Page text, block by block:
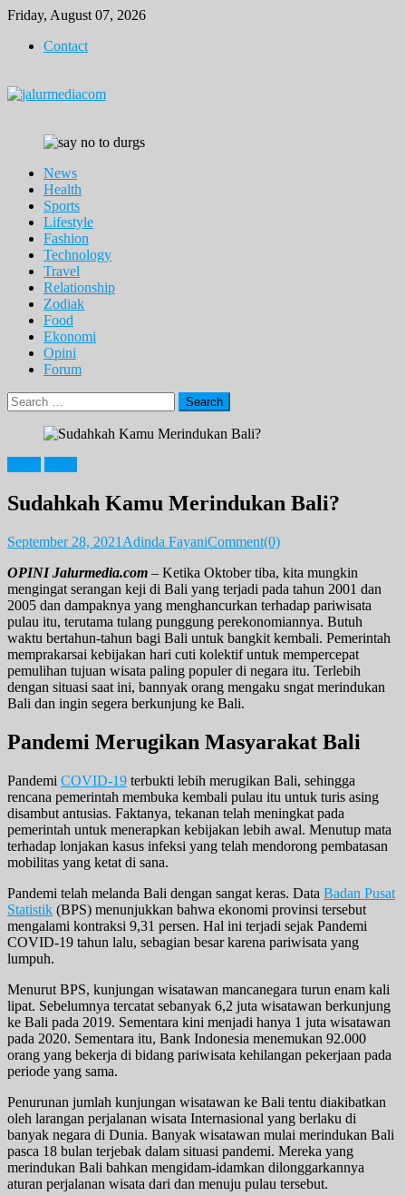
Skip
content
Friday, August 07, 2026
Contact
News
Health
Sports
Lifestyle
Fashion
Technology
Travel
Relationship
Zodiak
Food
Ekonomi
Opini
Forum
Search
for:
Sudahkah Kamu Merindukan Bali?
September 28, 2021 Adinda FayaniComment(0)
OPINI Jalurmedia.com – Ketika Oktober tiba, kita mungkin
mengingat serangan keji di Bali yang terjadi pada tahun 2001 dan
2005 dan dampaknya yang menghancurkan terhadap pariwisata
pulau itu, terutama tulang punggung perekonomiannya. Butuh
waktu bertahun-tahun bagi Bali untuk bangkit kembali. Pemerintah
memprakarsai kebijakan hari cuti kolektif untuk mempercepat
pemulihan tujuan wisata paling populer di negara itu. Terlebih
dengan situasi saat ini, bannyak orang mengaku sngat merindukan
Bali dan ingin segera berkunjung ke Bali.
Pandemi Merugikan Masyarakat Bali
Pandemi COVID-19 terbukti lebih merugikan Bali, sehingga
rencana pemerintah membuka kembali pulau itu untuk turis asing
disambut antusias. Faktanya, tekanan telah meningkat pada
pemerintah untuk menerapkan kebijakan lebih awal. Menutup mata
terhadap lonjakan kasus infeksi yang telah mendorong pembatasan
mobilitas yang ketat di sana.
Pandemi telah melanda Bali dengan sangat keras. Data Badan Pusat
Statistik (BPS) menunjukkan bahwa ekonomi provinsi tersebut
mengalami kontraksi 9,31 persen. Hal ini terjadi sejak Pandemi
COVID-19 tahun lalu, sebagian besar karena pariwisata yang
lumpuh.
Menurut BPS, kunjungan wisatawan mancanegara turun enam kali
lipat. Sebelumnya tercatat sebanyak 6,2 juta wisatawan berkunjung
ke Bali pada 2019. Sementara kini menjadi hanya 1 juta wisatawan
pada 2020. Sementara itu, Bank Indonesia menemukan 92.000
orang yang bekerja di bidang pariwisata kehilangan pekerjaan pada
periode yang sama.
Penurunan jumlah kunjungan wisatawan ke Bali tentu diakibatkan
oleh larangan perjalanan wisata Internasional yang berlaku di
banyak negara di Dunia. Banyak wisatawan mulai merindukan Bali
pasca 18 bulan terjebak dalam situasi pandemi. Mereka yang
merindukan Bali bahkan mengidam-idamkan dilonggarkannya
aturan perjalanan wisata dari dan menuju pulau tersebut.